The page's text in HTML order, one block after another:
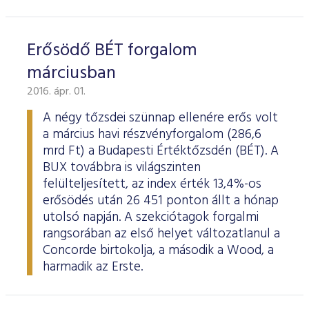
Erősödő BÉT forgalom
márciusban
2016. ápr. 01.
A négy tőzsdei szünnap ellenére erős volt
a március havi részvényforgalom (286,6
mrd Ft) a Budapesti Értéktőzsdén (BÉT). A
BUX továbbra is világszinten
felülteljesített, az index érték 13,4%-os
erősödés után 26 451 ponton állt a hónap
utolsó napján. A szekciótagok forgalmi
rangsorában az első helyet változatlanul a
Concorde birtokolja, a második a Wood, a
harmadik az Erste.